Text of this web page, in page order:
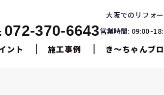
大阪でのリフォ
072-370-6643営業時間:
ント 施工事例 き〜ちゃんブ